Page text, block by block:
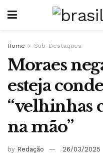
Home Sub-Destaques
Moraes
esteja
“velhinhas
na mão”
by Redação 26/03/2025